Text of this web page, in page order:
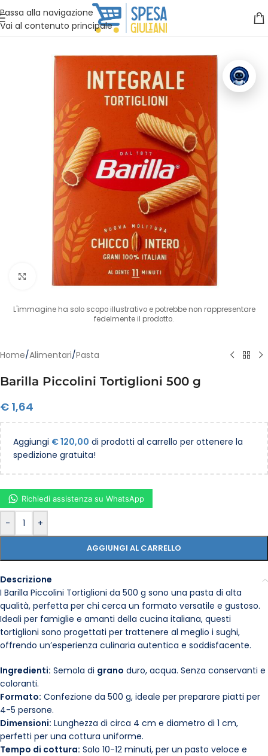
Passa alla navigazione
Vai al contenuto principale
Vuoi assistenza?Clicca qui e ti richiamiamo noi
Clicca per ingrandire
L'immagine ha solo scopo illustrativo e potrebbe non rappresentare
fedelmente il prodotto.
Home/Alimentari/Pasta
Barilla Piccolini Tortiglioni 500 g
€ 1,64
Aggiungi €120,00 di prodotti al carrello per ottenere la
spedizione gratuita!
- +
AGGIUNGI AL CARRELLO
Richiedi assistenza su WhatsApp
Descrizione
I Barilla Piccolini Tortiglioni da 500 g sono una pasta di alta
qualità, perfetta per chi cerca un formato versatile e gustoso.
Ideali per famiglie e amanti della cucina italiana, questi
tortiglioni sono progettati per trattenere al meglio i sughi,
offrendo un’esperienza culinaria autentica e soddisfacente.
Ingredienti: Semola di grano duro, acqua. Senza conservanti e
coloranti.
Formato: Confezione da 500 g, ideale per preparare piatti per
4-5 persone.
Dimensioni: Lunghezza di circa 4 cm e diametro di 1 cm,
perfetti per una cottura uniforme.
Tempo di cottura: Solo 10-12 minuti, per un pasto veloce e